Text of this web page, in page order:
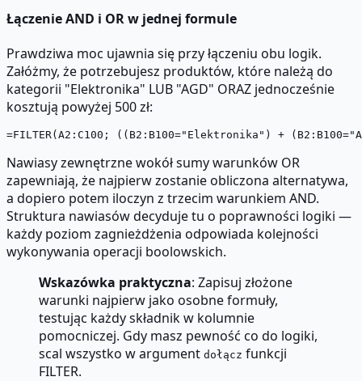
Łączenie AND i OR w jednej formule
Prawdziwa moc ujawnia się przy łączeniu obu logik.
Załóżmy, że potrzebujesz produktów, które należą do
kategorii "Elektronika" LUB "AGD" ORAZ jednocześnie
kosztują powyżej 500 zł:
Nawiasy zewnętrzne wokół sumy warunków OR
zapewniają, że najpierw zostanie obliczona alternatywa,
a dopiero potem iloczyn z trzecim warunkiem AND.
Struktura nawiasów decyduje tu o poprawności logiki —
każdy poziom zagnieżdżenia odpowiada kolejności
wykonywania operacji boolowskich.
Wskazówka praktyczna: Zapisuj złożone
warunki najpierw jako osobne formuły,
testując każdy składnik w kolumnie
pomocniczej. Gdy masz pewność co do logiki,
scal wszystko w argument dołącz funkcji
FILTER.